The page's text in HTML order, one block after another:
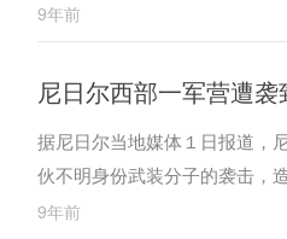
9年前
尼日尔西部一军营遭
据尼日尔当地媒体１日报道，
伙不明身份武装分子的袭击，
9年前